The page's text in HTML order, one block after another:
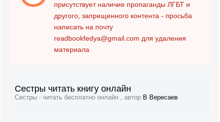
присутствует наличие пропаганды ЛГБТ и
другого, запрещенного контента - просьба
написать на почту
readbookfedya@gmail.com для удаления
материала
Сестры читать книгу онлайн
Сестры - читать бесплатно онлайн , автор В Вересаев